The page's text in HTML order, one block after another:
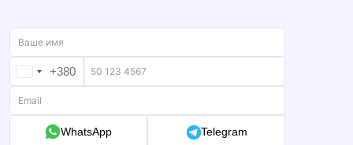
UKRAINE
+380
+380
WhatsApp Telegram